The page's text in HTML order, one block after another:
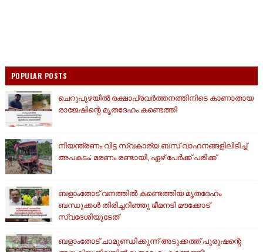
POPULAR POSTS
ചെറുപുഴയിൽ രക്ഷാപ്രവർത്തനത്തിനിടെ കാണാതായ
രാജേഷിന്റെ മൃതദേഹം കണ്ടെത്തി
നിയന്ത്രണം വിട്ട സ്വകാര്യ ബസ് വാഹനങ്ങളിലിടിച്ച്
അപകടം; മരണം രണ്ടായി, ഏഴ് പേർക്ക് പരിക്ക്
ബളാംതോട് വനത്തിൽ കണ്ടെത്തിയ മൃതദേഹം
ബന്ധുക്കൾ തിരിച്ചറിഞ്ഞു ഭീമനടി മൗക്കോട്
സ്വദേശിയുടേത്
ബളാംതോട് ചാമുണ്ഡിക്കുന്ന് അടുക്കത്ത് പുരുഷന്റെ